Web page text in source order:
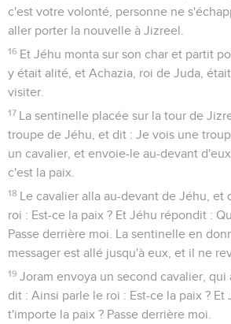
c'est votre volonté, personne ne
aller porter la nouvelle à Jizreel.
16 Et Jéhu monta sur son char et partit
y était alité, et Achazia, roi de Juda,
visiter.
17 La sentinelle placée sur la tour de
troupe de Jéhu, et dit : Je vois une
un cavalier, et envoie-le au-devant
c'est la paix.
18 Le cavalier alla au-devant de Jéhu, et
roi : Est-ce la paix ? Et Jéhu répondit :
Passe derrière moi. La sentinelle en
messager est allé jusqu'à eux, et il ne
19 Joram envoya un second cavalier, qui
dit : Ainsi parle le roi : Est-ce la paix ?
t'importe la paix ? Passe derrière moi.